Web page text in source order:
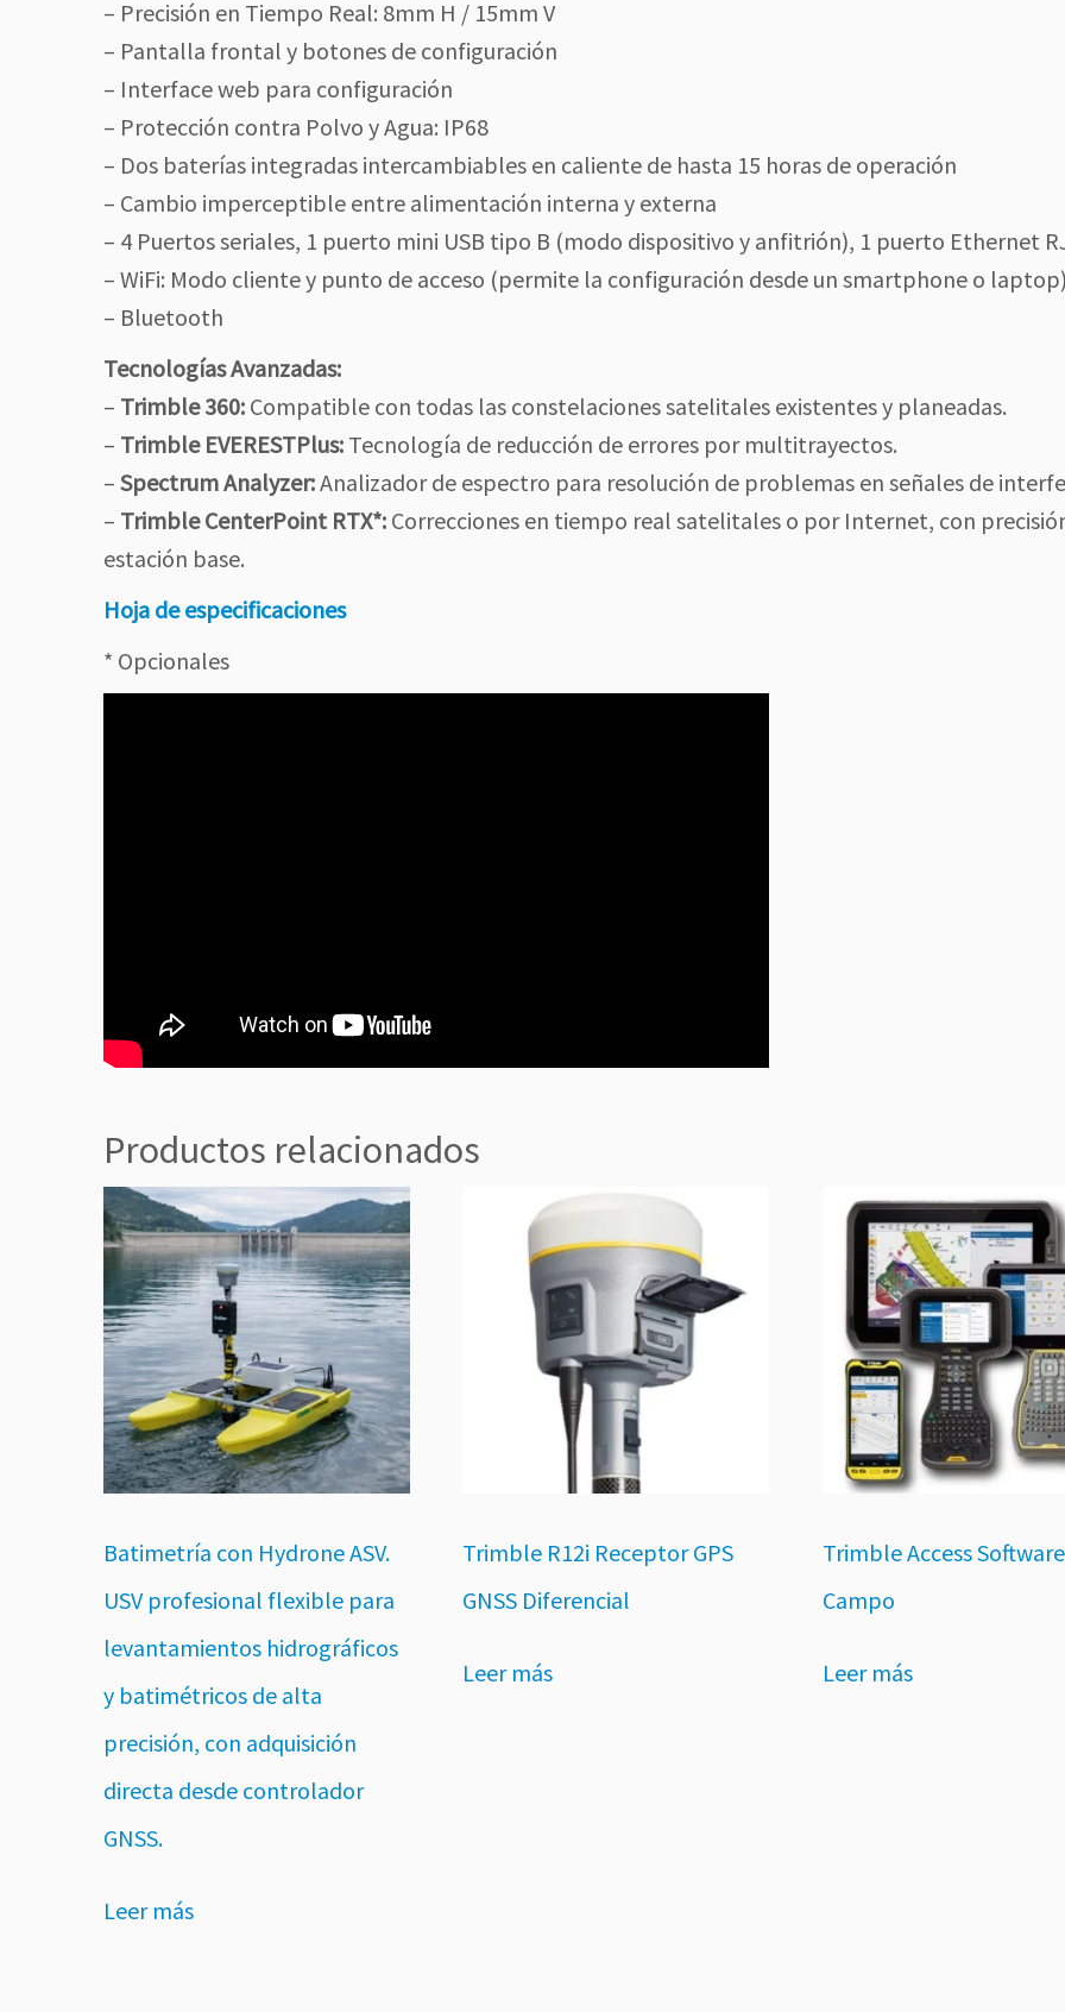
– Precisión en Tiempo Real: 8mm H / 15mm V
– Pantalla frontal y botones de configuración
– Interface web para configuración
– Protección contra Polvo y Agua: IP68
– Dos baterías integradas intercambiables en caliente de hasta 15 horas de operación
– Cambio imperceptible entre alimentación interna y externa
– 4 Puertos seriales, 1 puerto mini USB tipo B (modo dispositivo y anfitrión), 1 puerto Ethernet
– WiFi: Modo cliente y punto de acceso (permite la configuración desde un smartphone o laptop)
– Bluetooth
Tecnologías Avanzadas:
– Trimble 360: Compatible con todas las constelaciones satelitales existentes y planeadas.
– Trimble EVERESTPlus: Tecnología de reducción de errores por multitrayectos.
– Spectrum Analyzer:Analizador de espectro para resolución de problemas en señales de
– Trimble CenterPoint RTX*: Correcciones en tiempo real satelitales o por Internet, con
estación base.
Hoja de especificaciones
* Opcionales
Productos relacionados
Batimetría con Hydrone ASV.
USV profesional flexible para
levantamientos hidrográficos
y batimétricos de alta
precisión, con adquisición
directa desde controlador
GNSS.
Leer más
Trimble R12i Receptor GPS
GNSS Diferencial
Leer más
Trimble Access
Campo
Leer más